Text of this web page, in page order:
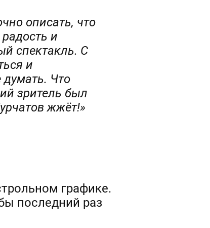
описать, что
и
спектакль. С
и
Что
зритель был
жжёт!»
графике.
последний раз